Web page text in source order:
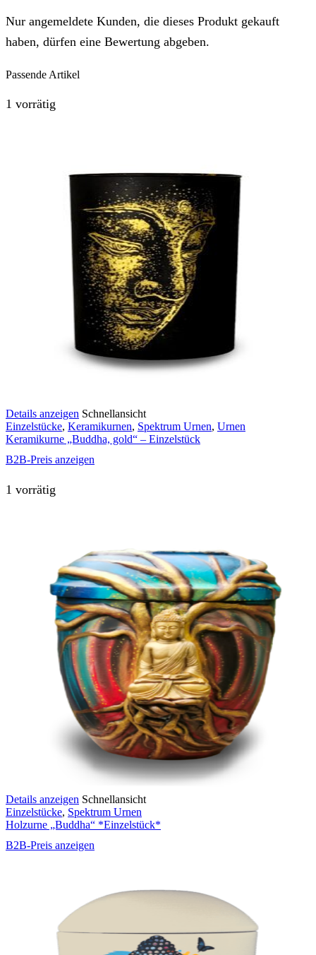
Nur angemeldete Kunden, die dieses Produkt gekauft
haben, dürfen eine Bewertung abgeben.
Passende Artikel
1 vorrätig
Details anzeigen Schnellansicht
Einzelstücke, Keramikurnen, Spektrum Urnen, Urnen
Keramikurne „Buddha, gold“ – Einzelstück
B2B-Preis anzeigen
1 vorrätig
Details anzeigen Schnellansicht
Einzelstücke, Spektrum Urnen
Holzurne „Buddha“ *Einzelstück*
B2B-Preis anzeigen